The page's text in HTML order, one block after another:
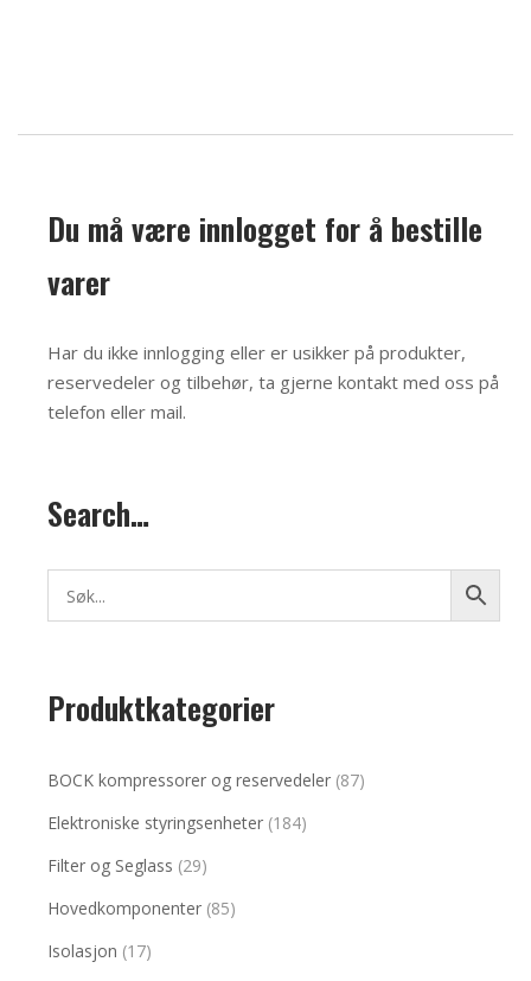
Du må være innlogget for å bestille
varer
Har du ikke innlogging eller er usikker på produkter,
reservedeler og tilbehør, ta gjerne kontakt med oss på
telefon eller mail.
Search…
Produktkategorier
BOCK kompressorer og reservedeler (87)
Elektroniske styringsenheter (184)
Filter og Seglass (29)
Hovedkomponenter (85)
Isolasjon (17)